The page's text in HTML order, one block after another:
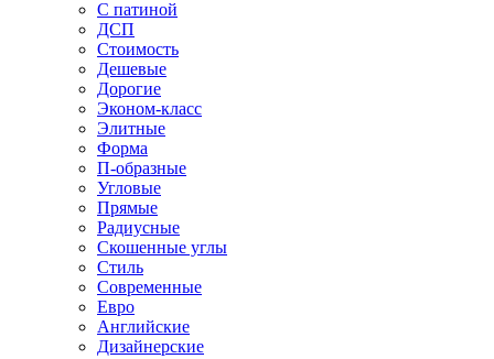
С патиной
ДСП
Стоимость
Дешевые
Дорогие
Эконом-класс
Элитные
Форма
П-образные
Угловые
Прямые
Радиусные
Скошенные углы
Стиль
Современные
Евро
Английские
Дизайнерские